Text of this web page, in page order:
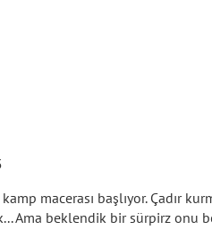
macerası başlıyor. Çadır
Ama beklendik bir sürpirz onu